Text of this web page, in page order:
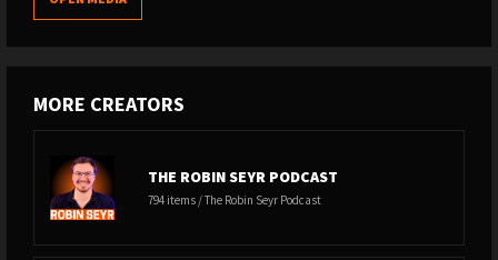
MORE CREATORS
THE ROBIN SEYR PODCAST
794 items / The Robin Seyr Podcast